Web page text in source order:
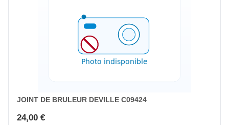
JOINT DE BRULEUR DEVILLE C09424
24,00 €